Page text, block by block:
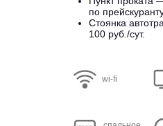
wi-fi
по
Стоянка
100 руб./сут.